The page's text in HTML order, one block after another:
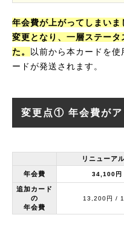
年会費が上がってしまい
変更となり、一層ステー
た。
以前から本カードを
ードが発送されます。
変更点① 年会費がア
リニューア
年会費
34,100円
追加カード
の
年会費
13,200円 /